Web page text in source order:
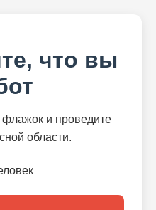
что вы
флажок и проведите
области.